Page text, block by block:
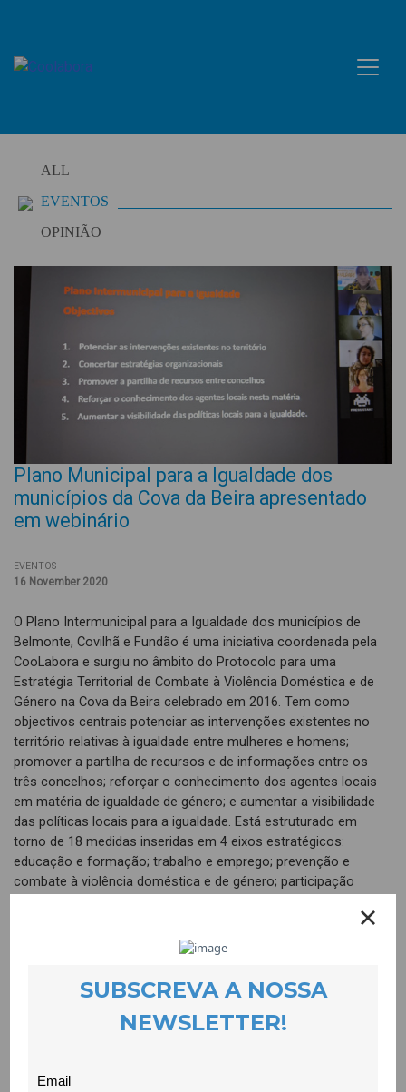
content
ALL
EVENTOS
OPINIÃO
Plano Municipal para a Igualdade dos
municípios da Cova da Beira apresentado
em webinário
EVENTOS
16 November 2020
O Plano Intermunicipal para a Igualdade dos municípios de
Belmonte, Covilhã e Fundão é uma iniciativa coordenada pela
CooLabora e surgiu no âmbito do Protocolo para uma
Estratégia Territorial de Combate à Violência Doméstica e de
Género na Cova da Beira celebrado em 2016. Tem como
objectivos centrais potenciar as intervenções existentes no
território relativas à igualdade entre mulheres e homens;
promover a partilha de recursos e de informações entre os
três concelhos; reforçar o conhecimento dos agentes locais
em matéria de igualdade de género; e aumentar a visibilidade
das políticas locais para a igualdade. Está estruturado em
torno de 18 medidas inseridas em 4 eixos estratégicos:
educação e formação; trabalho e emprego; prevenção e
combate à violência doméstica e de género; participação
Entre as 18 actividades encontram-se acções de formação
actividades que ligam a arte a uma dimensão festiva
transformadora, apoio a vítimas de violência doméstica
através de respostas de proximidade, iniciativas de reforço da
O balanço efectuado pela equipa da parceria destaca como